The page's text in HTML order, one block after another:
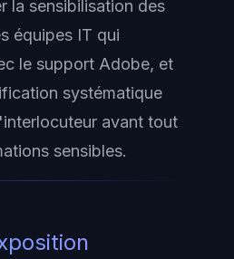
la sensibilisation des
équipes IT qui
le support Adobe, et
systématique
avant tout
sensibles.